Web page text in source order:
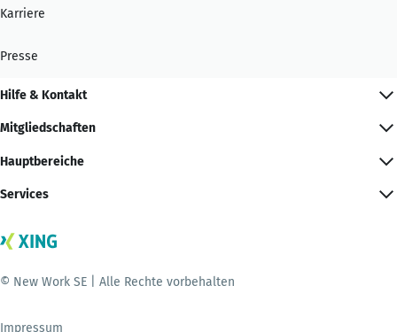
Karriere
Presse
Hilfe & Kontakt
Mitgliedschaften
Hauptbereiche
Services
© New Work SE | Alle Rechte vorbehalten
Impressum